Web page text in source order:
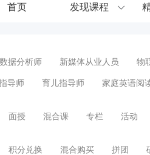
首页 发现课程
据分析师 新媒体从业人员 物
导师 育儿指导师 家庭英语阅
面授 混合课 专栏 活动
积分兑换 混合购买 拼团